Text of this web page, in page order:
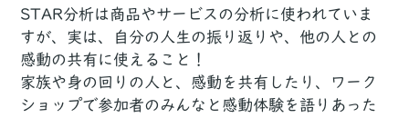
STAR分析は商品やサービスの分析に使われていま
すが、実は、自分の人生の振り返りや、他の人との
感動の共有に使えること！
家族や身の回りの人と、感動を共有したり、ワーク
ショップで参加者のみんなと感動体験を語りあった